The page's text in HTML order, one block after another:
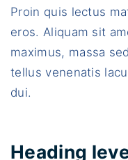
Proin quis lectus
eros. Aliquam sit
maximus, massa
tellus venenatis
dui.
Heading